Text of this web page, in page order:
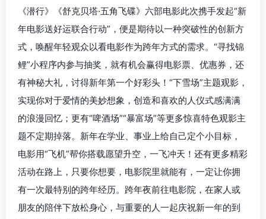
《潜行》《舒克贝塔·五角飞碟》六部电影此次携手发起“新
年电影送好运联合行动”，便是期待以一种突破性的创新方
式，唤醒年轻观众以看电影作为跨年方式的需求。“寻找锦
鲤”小程序内参与抽奖，就有机会赢得电影票、优惠券，还
有神秘大礼，讨得新年第一个好彩头！“下雪场”主题观影，
实现你对于爱情的美妙想象，创造和喜欢的人仪式感满满
的浪漫回忆；更有“啤酒场”“暴富场”等更多惊喜特色观影主
题不定期掉落。新年在学业、事业上给自己定个小目标，
电影用“飞机”帮你搭载愿望升空，一飞冲天！还有更多精彩
活动在路上，只要你想要，电影院里就能有，一定让你拥
有一次最特别的跨年经历。跨年夜前往电影院，在家人或
朋友的陪伴下放松身心，与重要的人一起庆祝新一年的到